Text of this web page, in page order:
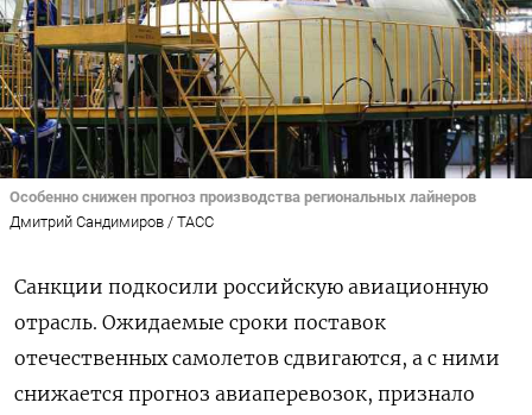
Особенно снижен прогноз производства региональных лайнеров
Дмитрий Сандимиров / ТАСС
Санкции подкосили российскую авиационную
отрасль. Ожидаемые сроки поставок
отечественных самолетов сдвигаются, а с ними
снижается прогноз авиаперевозок, признало